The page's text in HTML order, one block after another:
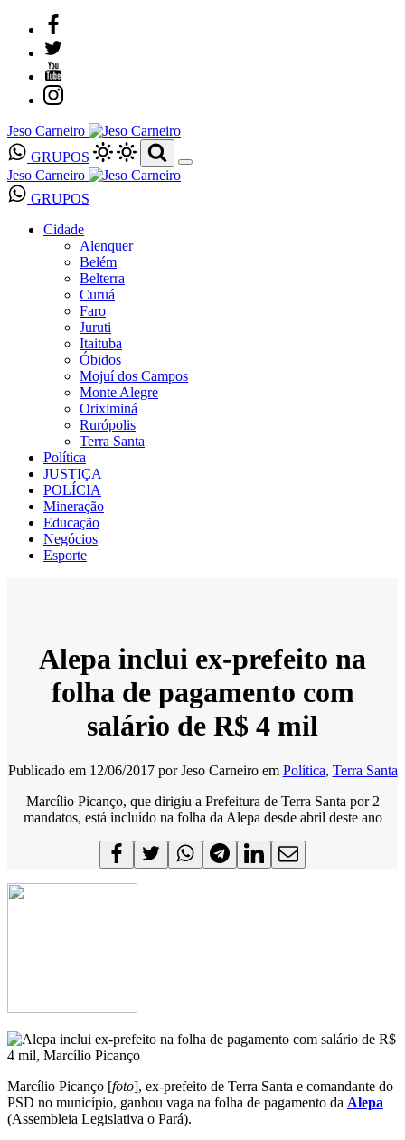
Jeso Carneiro
GRUPOS
Jeso Carneiro
GRUPOS
Cidade
Alenquer
Belém
Belterra
Curuá
Faro
Juruti
Itaituba
Óbidos
Mojuí dos Campos
Monte Alegre
Oriximiná
Rurópolis
Terra Santa
Política
JUSTIÇA
POLÍCIA
Mineração
Educação
Negócios
Esporte
Alepa inclui ex-prefeito na
folha de pagamento com
salário de R$ 4 mil
Publicado em 12/06/2017 porJeso Carneiro em Política, Terra Santa
Marcílio Picanço, que dirigiu a Prefeitura de Terra Santa por 2
mandatos, está incluído na folha da Alepa desde abril deste ano
Marcílio Picanço [foto], ex-prefeito de Terra Santa e comandante do
PSD no município, ganhou vaga na folha de pagamento da Alepa
(Assembleia Legislativa o Pará).